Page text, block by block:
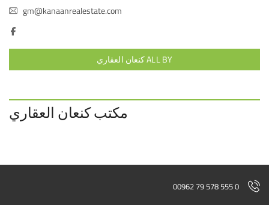
gm@kanaanrealestate.com
ALL BY كنعان العقاري
مكتب كنعان العقاري
00962 79 578 555 0